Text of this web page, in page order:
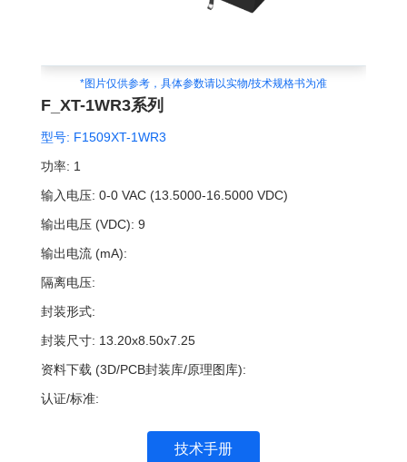
*图片仅供参考，具体参数请以实物/技术规格书为准
F_XT-1WR3系列
型号: F1509XT-1WR3
功率: 1
输入电压: 0-0 VAC (13.5000-16.5000 VDC)
输出电压 (VDC): 9
输出电流 (mA):
隔离电压:
封装形式:
封装尺寸: 13.20x8.50x7.25
资料下载 (3D/PCB封装库/原理图库):
认证/标准:
技术手册